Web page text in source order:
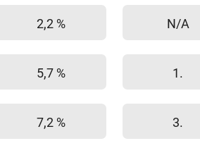
2,2 % N/A
5,7 % 1.
7,2 % 3.